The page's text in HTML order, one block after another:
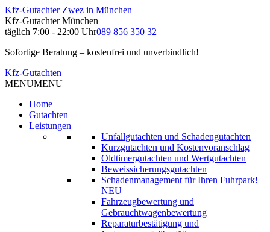
Kfz-Gutachter Zwez in München
Kfz-Gutachter München
täglich 7:00 - 22:00 Uhr089 856 350 32
Sofortige Beratung – kostenfrei und unverbindlich!
Kfz-Gutachten
MENUMENU
Home
Gutachten
Leistungen
Unfallgutachten und Schadengutachten
Kurzgutachten und Kostenvoranschlag
Oldtimergutachten und Wertgutachten
Beweissicherungsgutachten
Schadenmanagement für Ihren Fuhrpark!
NEU
Fahrzeugbewertung und
Gebrauchtwagenbewertung
Reparaturbestätigung und